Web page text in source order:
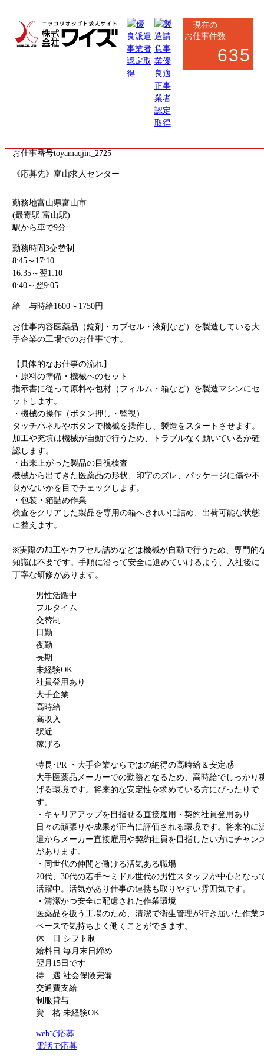
現在の
お仕事件数
635
お仕事番号toyamaqjin_2725
《応募先》富山求人センター
勤務地富山県富山市
(最寄駅 富山駅)
駅から車で9分
勤務時間3交替制
8:45～17:10
16:35～翌1:10
0:40～翌9:05
給 与時給1600～1750円
お仕事内容 医薬品（錠剤・カプセル・液剤など）を製造している大
手企業の工場でのお仕事です。
【具体的なお仕事の流れ】
・原料の準備・機械へのセット
指示書に従って原料や包材（フィルム・箱など）を製造マシンにセ
ットします。
・機械の操作（ボタン押し・監視）
タッチパネルやボタンで機械を操作し、製造をスタートさせます。
加工や充填は機械が自動で行うため、トラブルなく動いているか確
認します。
・出来上がった製品の目視検査
機械から出てきた医薬品の形状、印字のズレ、パッケージに傷や不
良がないかを目でチェックします。
・包装・箱詰め作業
検査をクリアした製品を専用の箱へきれいに詰め、出荷可能な状態
に整えます。
※実際の加工やカプセル詰めなどは機械が自動で行うため、専門的
知識は不要です。手順に沿って安全に進めていけるよう、入社後に
丁寧な研修があります。
男性活躍中
フルタイム
交替制
日勤
夜勤
長期
未経験OK
社員登用あり
大手企業
高時給
高収入
駅近
稼げる
特長･PR
・大手企業ならではの納得の高時給＆安定感
大手医薬品メーカーでの勤務となるため、高時給でしっかり
げる環境です。将来的な安定性を求めている方にぴったりで
す。
・キャリアアップを目指せる直接雇用・契約社員登用あり
日々の頑張りや成果が正当に評価される環境です。将来的に
遣からメーカー直接雇用や契約社員を目指したい方にチャン
があります。
・同世代の仲間と働ける活気ある職場
20代、30代の若手〜ミドル世代の男性スタッフが中心となっ
活躍中。活気があり仕事の連携も取りやすい雰囲気です。
・清潔かつ安全に配慮された作業環境
医薬品を扱う工場のため、清潔で衛生管理が行き届いた作業
ペースで気持ちよく働くことができます。
休 日 シフト制
給料日 毎月末日締め
翌月15日です
待 遇 社会保険完備
交通費支給
制服貸与
資 格 未経験OK
webで応募
電話で応募